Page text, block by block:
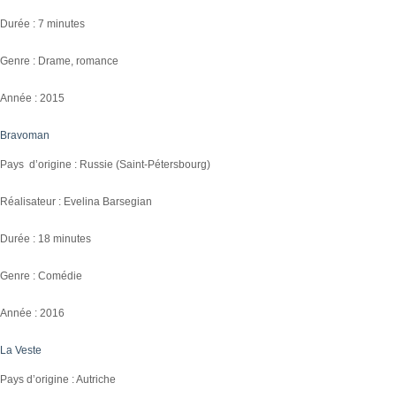
Durée : 7 minutes
Genre : Drame, romance
Année : 2015
Bravoman
Pays d’origine : Russie (Saint-Pétersbourg)
Réalisateur : Evelina Barsegian
Durée : 18 minutes
Genre : Comédie
Année : 2016
La Veste
Pays d’origine : Autriche